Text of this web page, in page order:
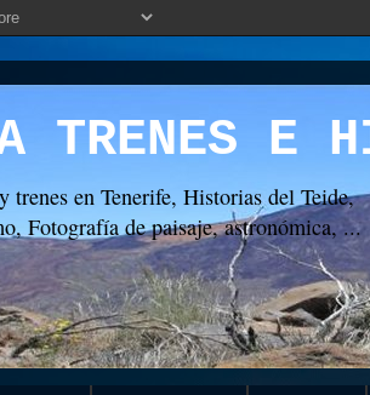
TRENES E
trenes en Tenerife, Historias del Teide,
Fotografía de paisaje, astronómica, ...